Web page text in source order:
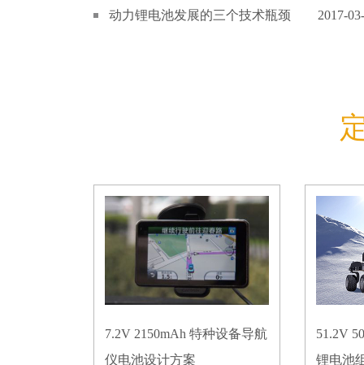
动力锂电池发展的三个技术瓶颈 2017-
7.2V 2150mAh 特种设备导航
仪电池设计方案
51.2V
锂电池